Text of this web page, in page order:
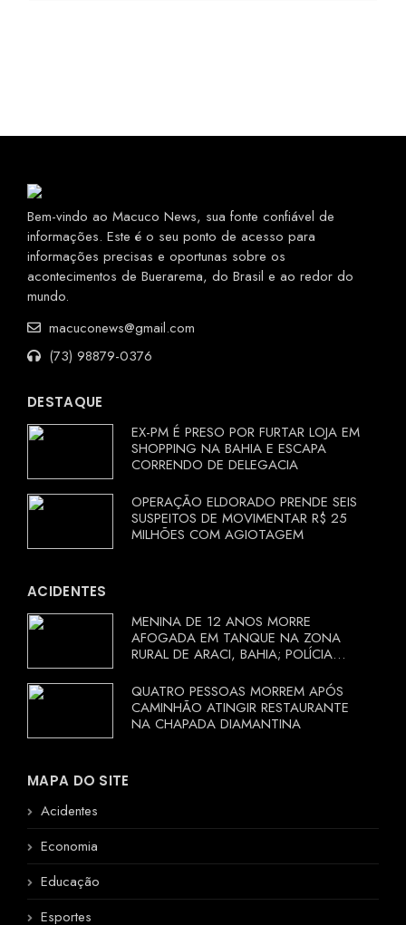
Bem-vindo ao Macuco News, sua fonte confiável de
informações. Este é o seu ponto de acesso para
informações precisas e oportunas sobre os
acontecimentos de Buerarema, do Brasil e ao redor do
mundo.
macuconews@gmail.com
(73) 98879-0376
DESTAQUE
EX-PM É PRESO POR FURTAR LOJA EM
SHOPPING NA BAHIA E ESCAPA
CORRENDO DE DELEGACIA
OPERAÇÃO ELDORADO PRENDE SEIS
SUSPEITOS DE MOVIMENTAR R$ 25
MILHÕES COM AGIOTAGEM
ACIDENTES
MENINA DE 12 ANOS MORRE
AFOGADA EM TANQUE NA ZONA
RURAL DE ARACI, BAHIA; POLÍCIA
QUATRO PESSOAS MORREM APÓS
CAMINHÃO ATINGIR RESTAURANTE
NA CHAPADA DIAMANTINA
MAPA DO SITE
Acidentes
Economia
Educação
Esportes